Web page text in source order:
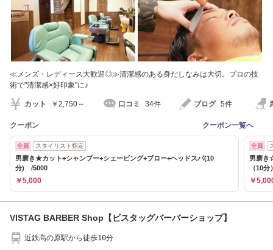
≪メンズ・レディース大歓迎◎≫清潔感のある身だしなみは大切。プロの技
術で"清潔感×好印象"に♪
カット ￥2,750～ 口コミ 34件 ブログ 5件
クーポン クーポン一覧へ
全員 スタイリスト指定
男磨き★カット+シャンプー+シェービング+ブロー+ヘッドスパ(10
分) /5000
￥5,000
全員
男磨き
（10分
￥
VISTAG BARBER Shop【ビスタッグバーバーショップ】
近鉄高の原駅から徒歩10分